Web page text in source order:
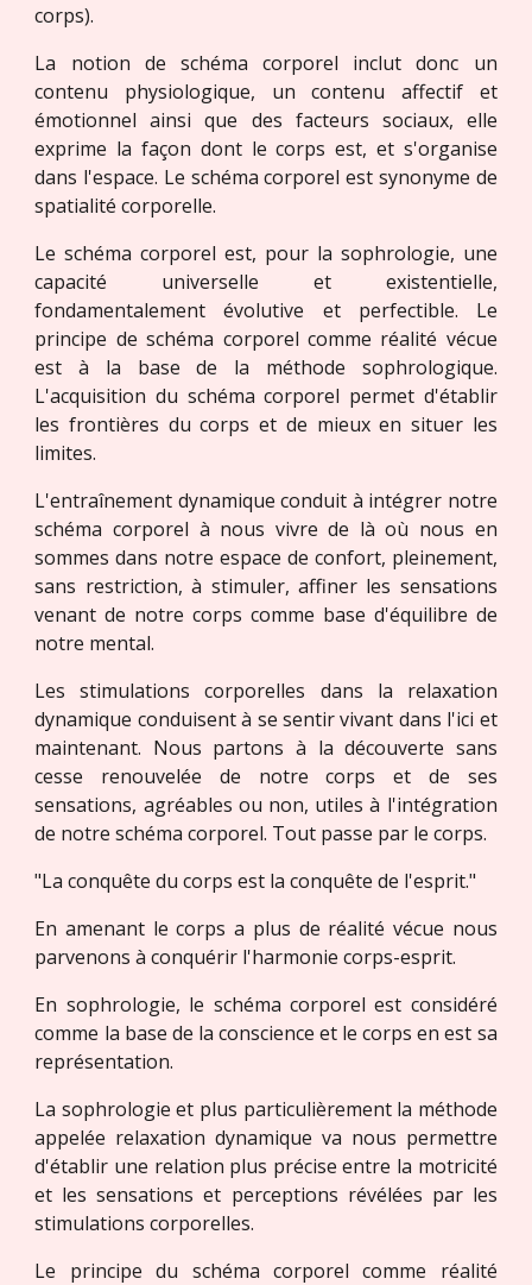
corps).
La notion de schéma corporel inclut donc un
contenu physiologique, un contenu affectif et
émotionnel ainsi que des facteurs sociaux, elle
exprime la façon dont le corps est, et s'organise
dans l'espace. Le schéma corporel est synonyme de
spatialité corporelle.
Le schéma corporel est, pour la sophrologie, une
capacité universelle et existentielle,
fondamentalement évolutive et perfectible. Le
principe de schéma corporel comme réalité vécue
est à la base de la méthode sophrologique.
L'acquisition du schéma corporel permet d'établir
les frontières du corps et de mieux en situer les
limites.
L'entraînement dynamique conduit à intégrer notre
schéma corporel à nous vivre de là où nous en
sommes dans notre espace de confort, pleinement,
sans restriction, à stimuler, affiner les sensations
venant de notre corps comme base d'équilibre de
notre mental.
Les stimulations corporelles dans la relaxation
dynamique conduisent à se sentir vivant dans l'ici et
maintenant. Nous partons à la découverte sans
cesse renouvelée de notre corps et de ses
sensations, agréables ou non, utiles à l'intégration
de notre schéma corporel. Tout passe par le corps.
"La conquête du corps est la conquête de l'esprit."
En amenant le corps a plus de réalité vécue nous
parvenons à conquérir l'harmonie corps-esprit.
En sophrologie, le schéma corporel est considéré
comme la base de la conscience et le corps en est sa
représentation.
La sophrologie et plus particulièrement la méthode
appelée relaxation dynamique va nous permettre
d'établir une relation plus précise entre la motricité
et les sensations et perceptions révélées par les
stimulations corporelles.
Le principe du schéma corporel comme réalité